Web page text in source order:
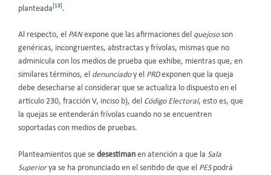
planteada [13] .
Al respecto, el PANexpone que las afirmaciones del quejososon
genéricas, incongruentes, abstractas y frívolas, mismas que no
adminicula con los medios de prueba que exhibe, mientras que, en
similares términos, el denunciadoy el PRDexponen que la queja
debe desecharse al considerar que se actualiza lo dispuesto en el
artículo 230, fracción V, inciso b), del Código Electoral, esto es, que
la quejas se entenderán frívolas cuando no se encuentren
soportadas con medios de pruebas.
Planteamientos que se desestiman en atención a que la Sala
Superiorya se ha pronunciado en el sentido de que el PESpodrá